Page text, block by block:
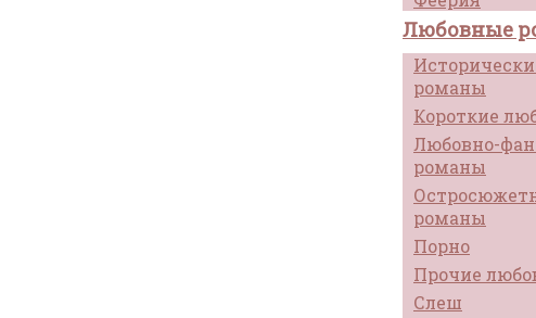
Любовные
романы
Короткие
Любовно-
романы
романы
Порно
Прочие
Слеш